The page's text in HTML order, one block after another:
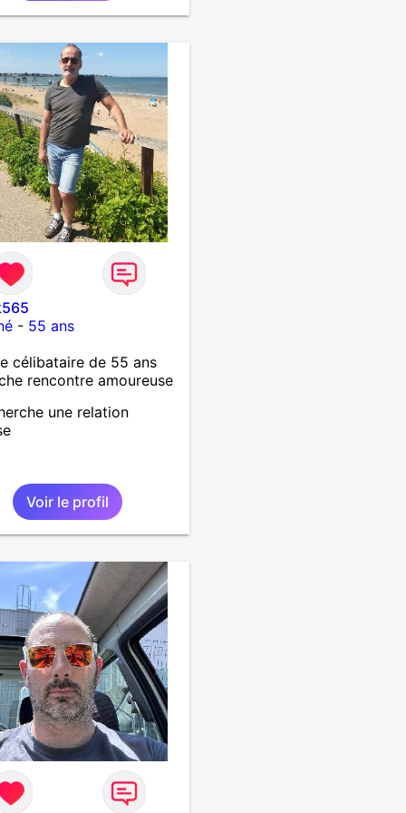
- 55 ans
célibataire de 55 ans
rencontre amoureuse
une relation
Voir le profil